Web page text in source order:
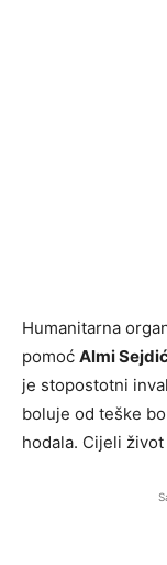
Humanitarna
pomoć Almi
je stopostotni
boluje od teške
hodala. Cijeli